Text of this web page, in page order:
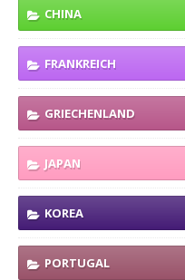
CHINA
FRANKREICH
GRIECHENLAND
JAPAN
KOREA
PORTUGAL